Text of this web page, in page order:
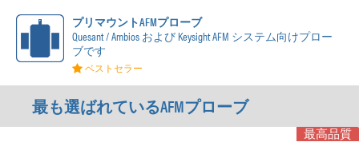
プリマウントAFMプローブ
Quesant / Ambios および Keysight AFM システム向けプロー
ブです
ベストセラー
最も選ばれているAFMプローブ
最高品質